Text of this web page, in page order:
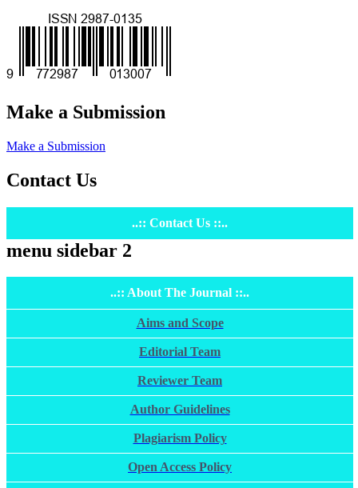
Make a Submission
Make a Submission
Contact Us
..:: Contact Us ::..
menu sidebar 2
..:: About The Journal ::..
Aims and Scope
Editorial Team
Reviewer Team
Author Guidelines
Plagiarism Policy
Open Access Policy